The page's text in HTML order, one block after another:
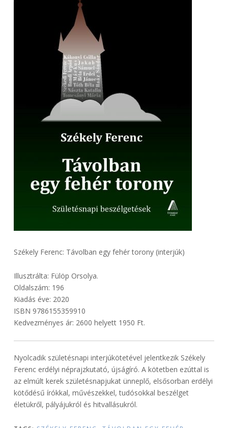
Székely Ferenc: Távolban egy fehér torony (interjúk)
Illusztrálta: Fülöp Orsolya.
Oldalszám: 196
Kiadás éve: 2020
ISBN 9786155359910
Kedvezményes ár: 2600 helyett 1950 Ft.
Nyolcadik születésnapi interjúkötetével jelentkezik Székely
Ferenc erdélyi néprajzkutató, újságíró. A kötetben ezúttal is
az elmúlt kerek születésnapjukat ünneplő, elsősorban erdélyi
kötődésű írókkal, művészekkel, tudósokkal beszélget
életükről, pályájukról és hitvallásukról.